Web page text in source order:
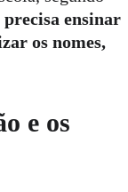
precisa ensinar
os nomes,
e os